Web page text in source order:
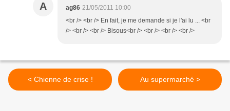
A ag86 21/05/2011 10:00
<br /> <br /> En fait, je me demande si je l'ai lu ... <br
/> <br /> <br /> Bisous<br /> <br /> <br /> <br />
< Chienne de crise ! Au supermarché >